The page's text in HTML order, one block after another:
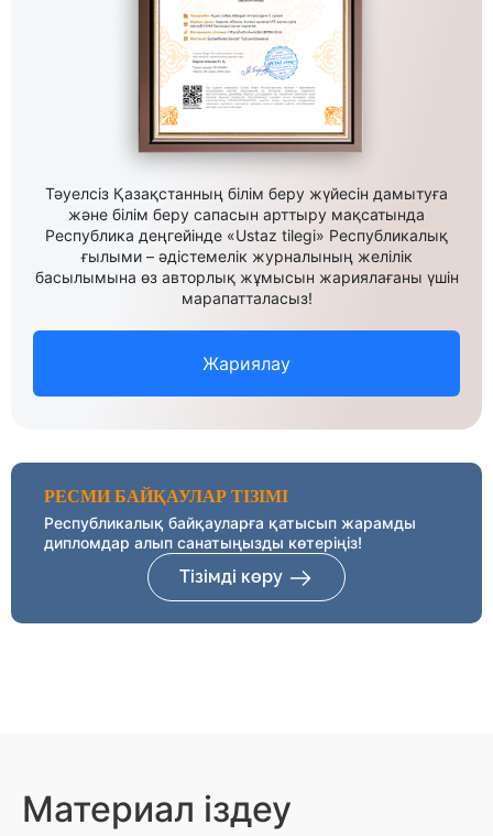
Тәуелсіз Қазақстанның білім беру жүйесін дамытуға
және білім беру сапасын арттыру мақсатында
Республика деңгейінде «Ustaz tilegi» Республикалық
ғылыми – әдістемелік журналының желілік
басылымына өз авторлық жұмысын жариялағаны үшін
марапатталасыз!
Жариялау
РЕСМИ БАЙҚАУЛАР ТІЗІМІ
Республикалық байқауларға қатысып жарамды
дипломдар алып санатыңызды көтеріңіз!
Тізімді көру
Материал іздеу